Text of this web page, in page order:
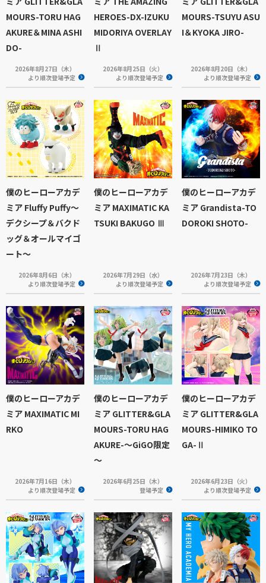
MOURS-TORU HAG
AKURE＆MINA ASHI
DO-
2026年8月27日（木）
より順次登場予定
HEROES-DX-IZUKU
MIDORIYA OVERLAY
Ⅱ
2026年8月25日（火）
より順次登場予定
MOURS-TSUYU ASU
I＆KYOKA JIRO-
2026年8月20日（木）
より順次登場予定
僕のヒーローアカデ
ミア Fluffy Puffy～
デクシープ＆バクド
ッグ＆オールマイゴ
ート～
2026年8月6日（木）
より順次登場予定
僕のヒーローアカデ
ミア MAXIMATIC KA
TSUKI BAKUGO Ⅲ
2026年7月29日（水）
より順次登場予定
僕のヒーローアカデ
ミア Grandista-TO
DOROKI SHOTO-
2026年7月23日（木）
より順次登場予定
僕のヒーローアカデ
ミア MAXIMATIC MI
RKO
2026年7月16日（木）
より順次登場予定
僕のヒーローアカデ
ミア GLITTER&GLA
MOURS-TORU HAG
AKURE-～GiGO限定
～
2026年6月25日（木）
登場予定
僕のヒーローアカデ
ミア GLITTER&GLA
MOURS-HIMIKO TO
GA-Ⅱ
2026年6月23日（火）
より順次登場予定